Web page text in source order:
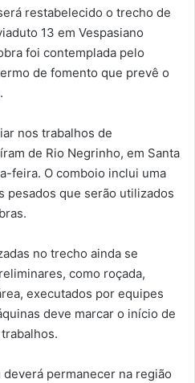
restabelecido o trecho de
13 em Vespasiano
foi contemplada pelo
de fomento que prevê o
nos trabalhos de
de Rio Negrinho, em Santa
feira. O comboio inclui uma
pesados que serão utilizados
no trecho ainda se
como roçada,
executados por equipes
deve marcar o início de
permanecer na região